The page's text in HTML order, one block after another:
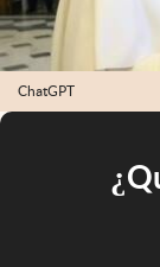
ChatGPT